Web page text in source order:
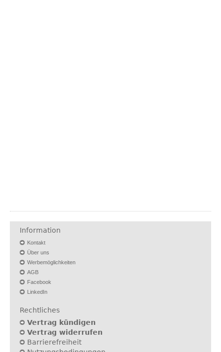
Information
Kontakt
Über uns
Werbemöglichkeiten
AGB
Facebook
LinkedIn
Rechtliches
Vertrag kündigen
Vertrag widerrufen
Barrierefreiheit